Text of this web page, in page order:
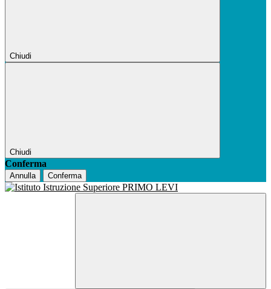
Chiudi
Chiudi
Conferma
Annulla Conferma